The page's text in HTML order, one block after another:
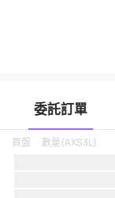
委託訂單
買盤 數量(AXS3L)